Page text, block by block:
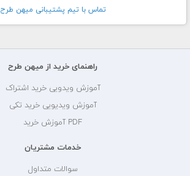
تماس با تيم پشتيبانی ميهن طرح
راهنمای خرید از میهن طرح
آموزش ویدویی خرید اشتراک
آموزش ویدیویی خرید تکی
PDF آموزش خرید
خدمات مشتریان
سوالات متداول